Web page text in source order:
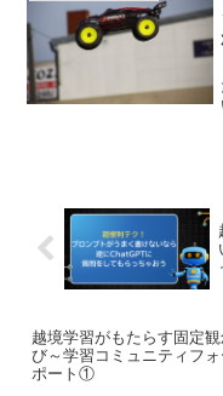
越境学習がもたらす固定
び～学習コミュニティフ
ポート①